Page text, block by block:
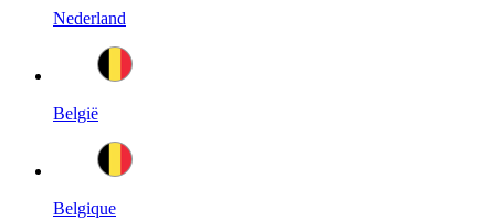
Nederland
België
Belgique